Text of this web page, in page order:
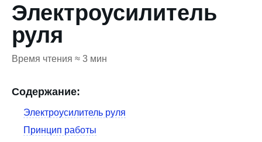
Электроусилитель
руля
Время чтения ≈ 3 мин
Содержание:
Электроусилитель руля
Принцип работы